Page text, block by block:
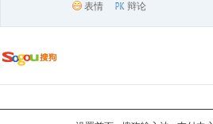
表情 辩论